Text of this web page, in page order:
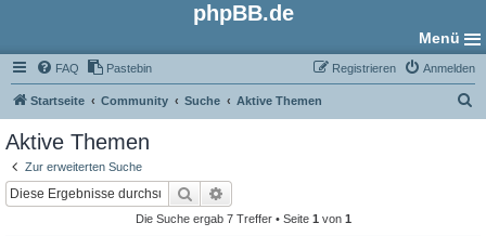
phpBB.de
Menü
FAQ Pastebin Anmelden
Registrieren
Startseite Community Suche Aktive Themen
Aktive Themen
Zur erweiterten Suche
Suche
Die Suche ergab 7 Treffer • Seite 1 von 1